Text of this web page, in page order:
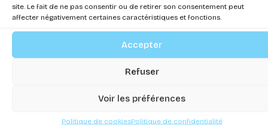
site. Le fait de ne pas consentir ou de retirer son consentement peut
affecter négativement certaines caractéristiques et fonctions.
Accepter
Refuser
Voir les préférences
Politique de cookiesPolitique de confidentialité
STAYWELL DOOR BIG CAT 4 WAY BLANC
Connectez-vous pour voir les prix